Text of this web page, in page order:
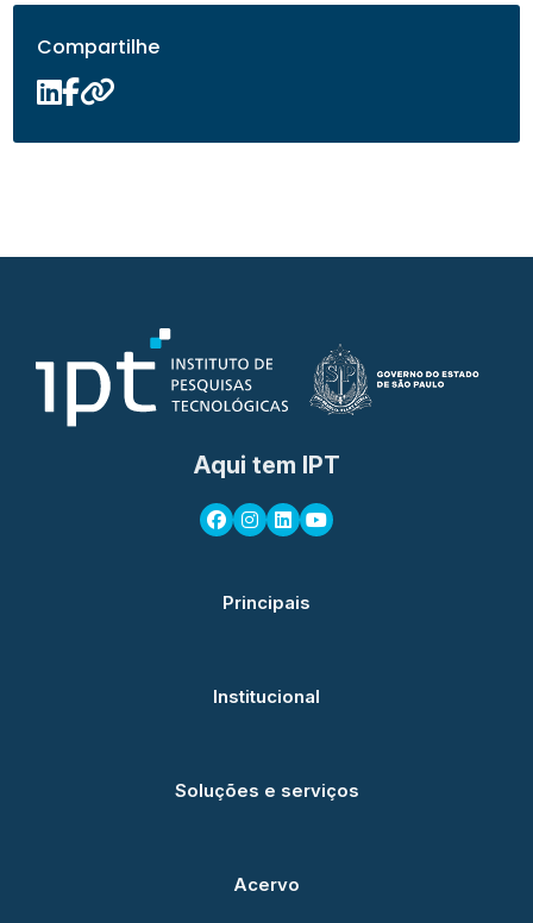
Compartilhe
Aqui tem IPT
Principais
Institucional
Soluções e serviços
Acervo